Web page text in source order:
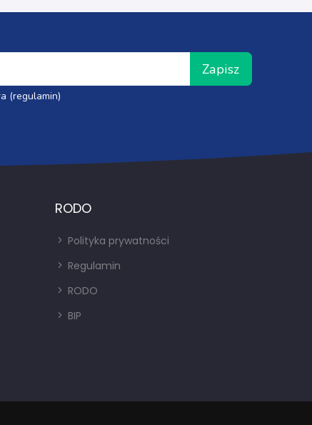
Zapisz
(regulamin)
RODO
Polityka prywatności
Regulamin
RODO
BIP